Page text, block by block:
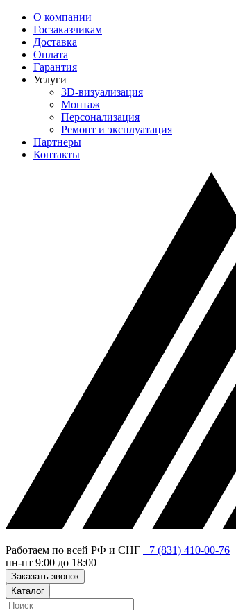
О компании
Госзаказчикам
Доставка
Оплата
Гарантия
Услуги
3D-визуализация
Монтаж
Персонализация
Ремонт и эксплуатация
Партнеры
Контакты
Работаем по всей РФ и СНГ +7 (831) 410-00-76
пн-пт 9:00 до 18:00
Заказать звонок
Каталог